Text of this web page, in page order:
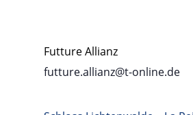
Futture Allianz
futture.allianz@t-online.de